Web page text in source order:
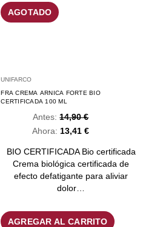
AGOTADO
UNIFARCO
FRA CREMA ARNICA FORTE BIO
CERTIFICADA 100 ML
Ahora: 13,41 €
Antes: 14,90 €
BIO CERTIFICADA Bio certificada
Crema biológica certificada de
efecto defatigante para aliviar
dolor…
AGREGAR AL CARRITO